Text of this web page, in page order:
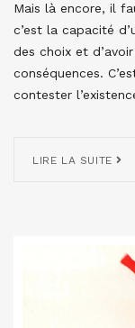
Mais là encore, il
c’est la capacité
des choix et
conséquences.
contester
LIRE LA SUITE